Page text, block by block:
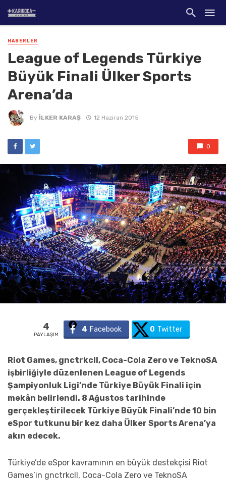
HABERLER
League of Legends Türkiye
Büyük Finali Ülker Sports
Arena’da
By İLKER KARAŞ 12 Haziran 2015
0
4
PAYLAŞIM
4 Facebook 0 Twitter
Riot Games, gnctrkcll, Coca-Cola Zero ve TeknoSA
işbirliğiyle düzenlenen League of Legends
Şampiyonluk Ligi’nde Türkiye Büyük Finali için
mekân belirlendi. 8 Ağustos tarihinde
gerçekleştirilecek Türkiye Büyük Finali’nde 10 bin
eSpor tutkunu bir kez daha Ülker Sports Arena’ya
akın edecek.
Türkiye’de eSpor kavramının en büyük destekçisi Riot
Games’in gnctrkcll, Coca-Cola Zero ve TeknoSA